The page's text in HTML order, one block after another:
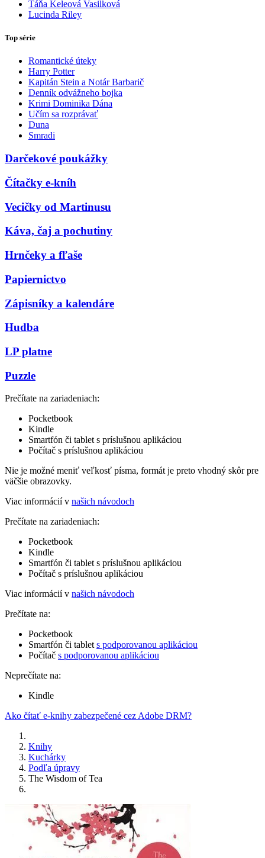
Táňa Keleová Vasilková
Lucinda Riley
Top série
Romantické úteky
Harry Potter
Kapitán Stein a Notár Barbarič
Denník odvážneho bojka
Krimi Dominika Dána
Učím sa rozprávať
Duna
Smradi
Darčekové poukážky
Čítačky e-kníh
Vecičky od Martinusu
Káva, čaj a pochutiny
Hrnčeky a fľaše
Papiernictvo
Zápisníky a kalendáre
Hudba
LP platne
Puzzle
Prečítate na zariadeniach:
Pocketbook
Kindle
Smartfón či tablet s príslušnou aplikáciou
Počítač s príslušnou aplikáciou
Nie je možné meniť veľkosť písma, formát je preto vhodný skôr pre
väčšie obrazovky.
Viac informácií v našich návodoch
Prečítate na zariadeniach:
Pocketbook
Kindle
Smartfón či tablet s príslušnou aplikáciou
Počítač s príslušnou aplikáciou
Viac informácií v našich návodoch
Prečítate na:
Pocketbook
Smartfón či tablet s podporovanou aplikáciou
Počítač s podporovanou aplikáciou
Neprečítate na:
Kindle
Ako čítať e-knihy zabezpečené cez Adobe DRM?
Knihy
Kuchárky
Podľa úpravy
The Wisdom of Tea